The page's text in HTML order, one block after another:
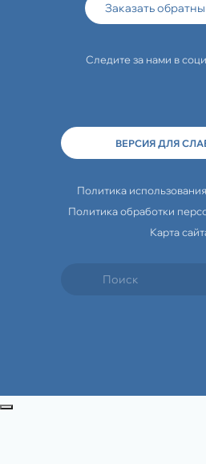
Заказать
Следите за нами в
ВЕРСИЯ ДЛЯ
Политика
Политика обработки
Карта
Закрыть попап